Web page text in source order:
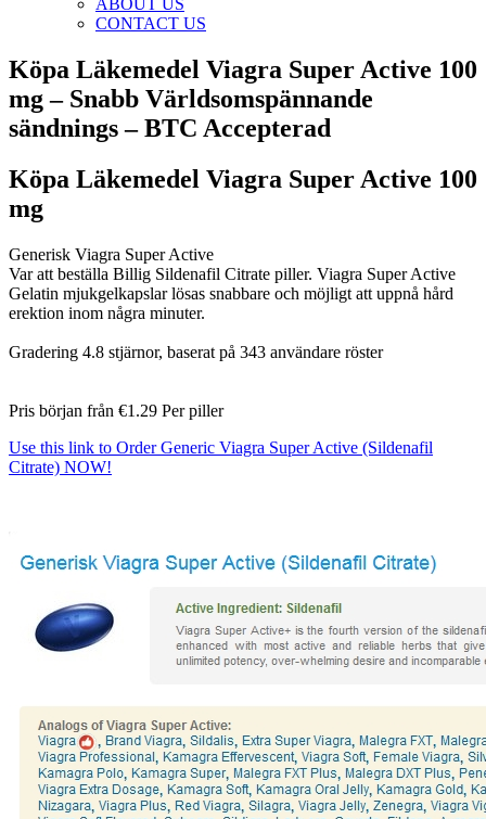
ABOUT US
CONTACT US
Köpa Läkemedel Viagra Super Active 100
mg – Snabb Världsomspännande
sändnings – BTC Accepterad
Köpa Läkemedel Viagra Super Active 100
mg
Generisk Viagra Super Active
Var att beställa Billig Sildenafil Citrate piller. Viagra Super Active
Gelatin mjukgelkapslar lösas snabbare och möjligt att uppnå hård
erektion inom några minuter.
Gradering 4.8 stjärnor, baserat på 343 användare röster
Pris början från €1.29 Per piller
Use this link to Order Generic Viagra Super Active (Sildenafil
Citrate) NOW!